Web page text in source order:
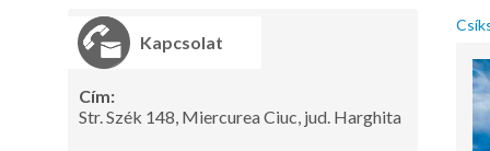
Kapcsolat
Cím:
Str. Szék 148, Miercurea Ciuc, jud. Harghita